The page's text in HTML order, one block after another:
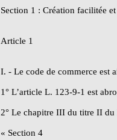
Section 1 : Création facilitée
Article 1
I. - Le code de commerce est
1° L’article L. 123-9-1 est
2° Le chapitre III du titre II du
« Section 4